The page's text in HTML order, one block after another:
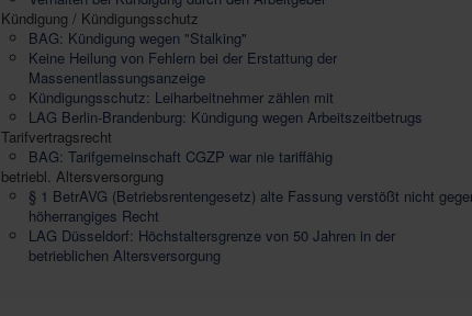
Kündigung / Kündigungsschutz
BAG: Kündigung wegen "Stalking"
Keine Heilung von Fehlern bei der Erstattung der
Massenentlassungsanzeige
Kündigungsschutz: Leiharbeitnehmer zählen mit
LAG Berlin-Brandenburg: Kündigung wegen Arbeitszeitbetrugs
Tarifvertragsrecht
BAG: Tarifgemeinschaft CGZP war nie tariffähig
betriebl. Altersversorgung
§ 1 BetrAVG (Betriebsrentengesetz) alte Fassung verstößt nicht
höherrangiges Recht
LAG Düsseldorf: Höchstaltersgrenze von 50 Jahren in der
betrieblichen Altersversorgung